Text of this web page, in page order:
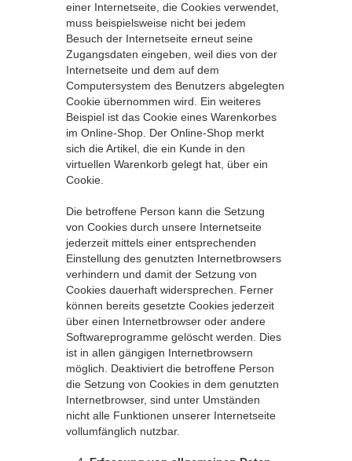
einer Internetseite, die Cookies verwendet,
muss beispielsweise nicht bei jedem
Besuch der Internetseite erneut seine
Zugangsdaten eingeben, weil dies von der
Internetseite und dem auf dem
Computersystem des Benutzers abgelegten
Cookie übernommen wird. Ein weiteres
Beispiel ist das Cookie eines Warenkorbes
im Online-Shop. Der Online-Shop merkt
sich die Artikel, die ein Kunde in den
virtuellen Warenkorb gelegt hat, über ein
Cookie.
Die betroffene Person kann die Setzung
von Cookies durch unsere Internetseite
jederzeit mittels einer entsprechenden
Einstellung des genutzten Internetbrowsers
verhindern und damit der Setzung von
Cookies dauerhaft widersprechen. Ferner
können bereits gesetzte Cookies jederzeit
über einen Internetbrowser oder andere
Softwareprogramme gelöscht werden. Dies
ist in allen gängigen Internetbrowsern
möglich. Deaktiviert die betroffene Person
die Setzung von Cookies in dem genutzten
Internetbrowser, sind unter Umständen
nicht alle Funktionen unserer Internetseite
vollumfänglich nutzbar.